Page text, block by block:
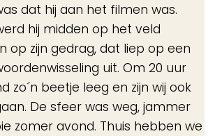
dat hij aan het filmen was.
hij midden op het veld
op zijn gedrag, dat liep op een
uit. Om 20 uur
zo´n beetje leeg en zijn wij ook
De sfeer was weg, jammer
zomer avond. Thuis hebben we